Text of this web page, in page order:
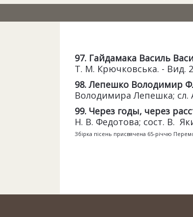
97. Гайдамака Василь
Т. М. Крючковська. - Вид.
98. Лепешко Володимир
Володимира Лепешка; сл.
99. Через годы, через
Н. В. Федотова; сост. В.
Збірка пісень присвячена 65-річчю